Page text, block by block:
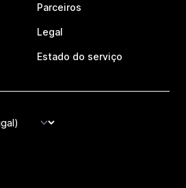
Parceiros
Legal
Estado do serviço